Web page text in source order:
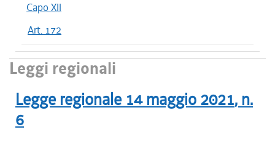
Capo XII
Art. 172
Leggi regionali
Legge regionale 14 maggio 2021, n.
6